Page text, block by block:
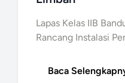
Lapas Kelas IIB
Rancang Instalasi
Baca